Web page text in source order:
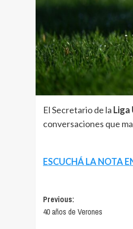
El Secretario de la Liga
conversaciones que
ESCUCHÁ LA NOTA
Navegación
de
Previous:
40 años de Verones